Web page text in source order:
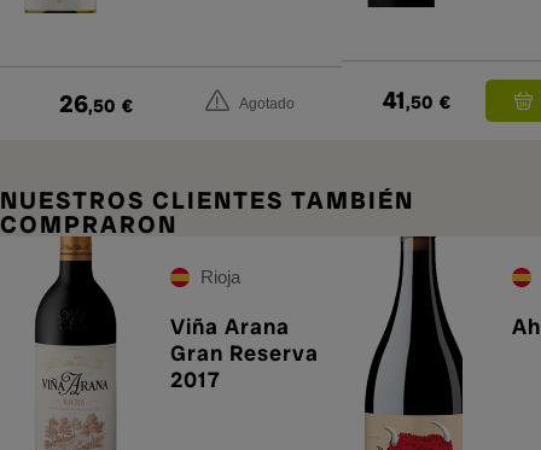
26,50 € Agotado 41,50 €
NUESTROS CLIENTES TAMBIÉN
COMPRARON
Rioja
Viña Arana
Gran Reserva
2017